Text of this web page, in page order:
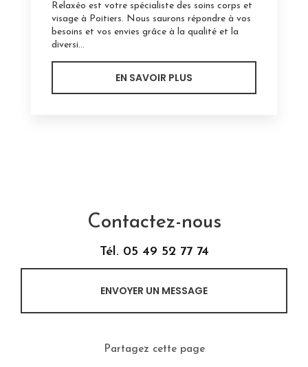
Relaxéo est votre spécialiste des soins corps et
visage à Poitiers. Nous saurons répondre à vos
besoins et vos envies grâce à la qualité et la
diversi...
EN SAVOIR PLUS
Contactez-nous
Tél. 05 49 52 77 74
ENVOYER UN MESSAGE
Partagez cette page